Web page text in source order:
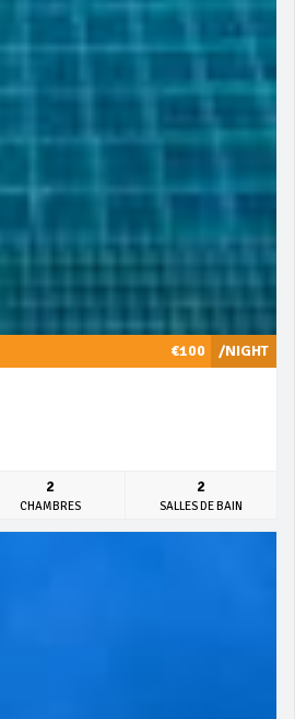
/NIGHT
€100
2
CHAMBRES
2
SALLES DE BAIN